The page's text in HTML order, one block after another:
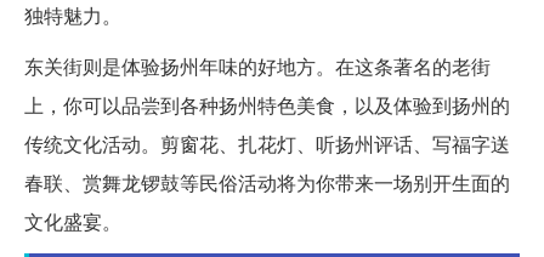
独特魅力。
东关街则是体验扬州年味的好地方。在这条著名的老街
上，你可以品尝到各种扬州特色美食，以及体验到扬州的
传统文化活动。剪窗花、扎花灯、听扬州评话、写福字送
春联、赏舞龙锣鼓等民俗活动将为你带来一场别开生面的
文化盛宴。